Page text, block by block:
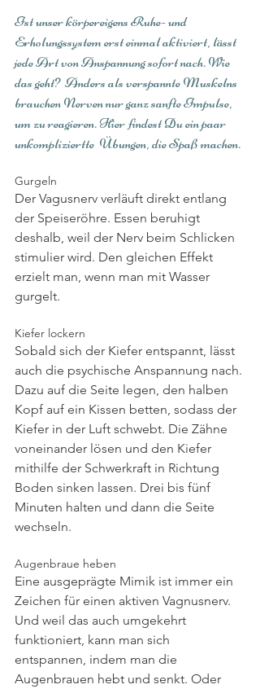
Ist unser körpereigens Ruhe- und
Erholungssystem erst einmal aktiviert, lässt
jede Art von Anspannung sofort nach. Wie
das geht?  Anders als verspannte Muskelns
brauchen Nerven nur ganz sanfte Impulse,
um zu reagieren. Hier findest Du ein paar
unkompliziertte  Übungen, die Spaß machen.
Gurgeln
Der Vagusnerv verläuft direkt entlang
der Speiseröhre. Essen beruhigt
deshalb, weil der Nerv beim Schlicken
stimulier wird. Den gleichen Effekt
erzielt man, wenn man mit Wasser
gurgelt.
Kiefer lockern
Sobald sich der Kiefer entspannt, lässt
auch die psychische Anspannung nach.
Dazu auf die Seite legen, den halben
Kopf auf ein Kissen betten, sodass der
Kiefer in der Luft schwebt. Die Zähne
voneinander lösen und den Kiefer
mithilfe der Schwerkraft in Richtung
Boden sinken lassen. Drei bis fünf
Minuten halten und dann die Seite
wechseln.
Augenbraue heben
Eine ausgeprägte Mimik ist immer ein
Zeichen für einen aktiven Vagnusnerv.
Und weil das auch umgekehrt
funktioniert, kann man sich
entspannen, indem man die
Augenbrauen hebt und senkt. Oder